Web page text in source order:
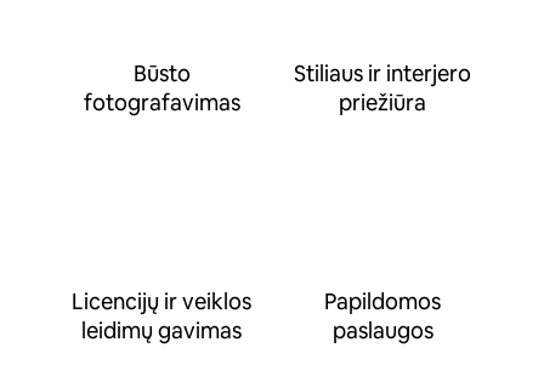
Būsto
fotografavimas
Stiliaus ir interjero
priežiūra
Licencijų ir veiklos
leidimų gavimas
Papildomos
paslaugos